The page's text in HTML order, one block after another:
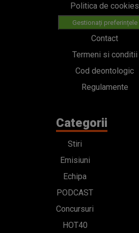
Politica de cookies
Gestionați preferințele
Contact
Termeni si conditii
Cod deontologic
Regulamente
Categorii
Stiri
Emisiuni
Echipa
PODCAST
Concursuri
HOT40